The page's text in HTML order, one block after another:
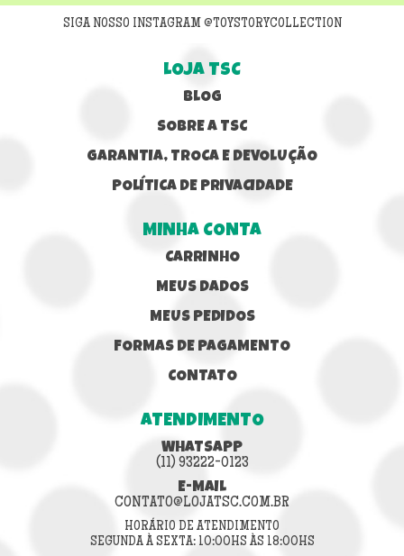
SIGA NOSSO INSTAGRAM @TOYSTORYCOLLECTION
LOJA TSC
BLOG
SOBRE A TSC
GARANTIA, TROCA E DEVOLUÇÃO
POLÍTICA DE PRIVACIDADE
MINHA CONTA
CARRINHO
MEUS DADOS
MEUS PEDIDOS
FORMAS DE PAGAMENTO
CONTATO
ATENDIMENTO
WHATSAPP
(11) 93222-0123
E-MAIL
CONTATO@LOJATSC.COM.BR
HORÁRIO DE ATENDIMENTO
SEGUNDA À SEXTA: 10:00HS ÀS 18:00HS